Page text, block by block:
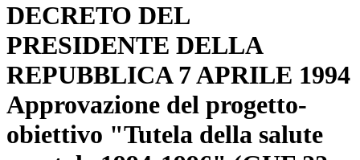
DECRETO DEL
PRESIDENTE DELLA
REPUBBLICA 7 APRILE 1994
Approvazione del progetto-
obiettivo "Tutela della salute